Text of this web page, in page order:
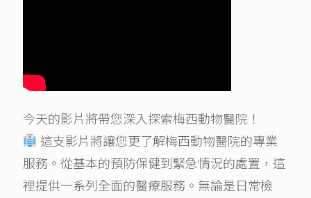
今天的影片將帶您深入探索梅西動物醫院！
這支影片將讓您更了解梅西動物醫院的專業
服務。從基本的預防保健到緊急情況的處置，這
裡提供一系列全面的醫療服務。無論是日常檢